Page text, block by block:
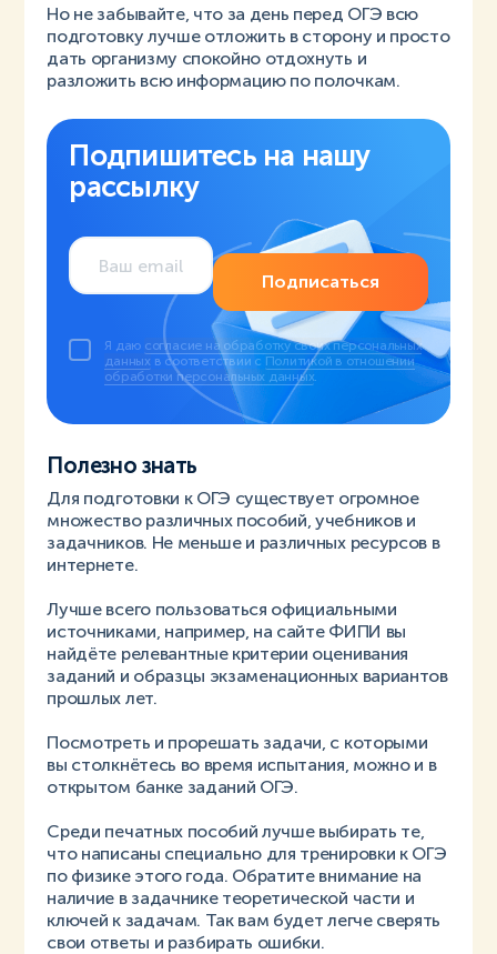
Но не забывайте, что за день перед ОГЭ всю
подготовку лучше отложить в сторону и просто
дать организму спокойно отдохнуть и
разложить всю информацию по полочкам.
Подпишитесь на нашу
рассылку
Подписаться
Я даю согласие на обработку своих персональных
данных в соответствии с Политикой в отношении
обработки персональных данных.
Полезно знать
Для подготовки к ОГЭ существует огромное
множество различных пособий, учебников и
задачников. Не меньше и различных ресурсов в
интернете.
Лучше всего пользоваться официальными
источниками, например, на сайте ФИПИ вы
найдёте релевантные критерии оценивания
заданий и образцы экзаменационных вариантов
прошлых лет.
Посмотреть и прорешать задачи, с которыми
вы столкнётесь во время испытания, можно и в
открытом банке заданий ОГЭ.
Среди печатных пособий лучше выбирать те,
что написаны специально для тренировки к ОГЭ
по физике этого года. Обратите внимание на
наличие в задачнике теоретической части и
ключей к задачам. Так вам будет легче сверять
свои ответы и разбирать ошибки.